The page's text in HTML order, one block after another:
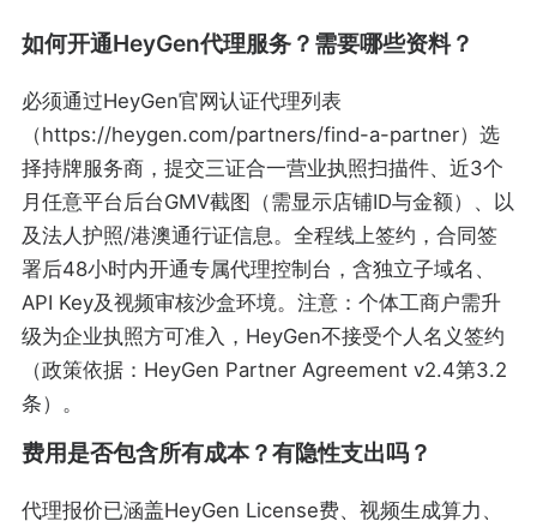
如何开通HeyGen代理服务？需要哪些资料？
必须通过HeyGen官网认证代理列表
（https://heygen.com/partners/find-a-partner）选
择持牌服务商，提交三证合一营业执照扫描件、近3个
月任意平台后台GMV截图（需显示店铺ID与金额）、以
及法人护照/港澳通行证信息。全程线上签约，合同签
署后48小时内开通专属代理控制台，含独立子域名、
API Key及视频审核沙盒环境。注意：个体工商户需升
级为企业执照方可准入，HeyGen不接受个人名义签约
（政策依据：HeyGen Partner Agreement v2.4第3.2
条）。
费用是否包含所有成本？有隐性支出吗？
代理报价已涵盖HeyGen License费、视频生成算力、